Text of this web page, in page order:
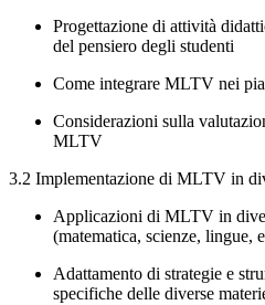
Progettazione di attività
del pensiero degli studenti
Come integrare MLTV nei
Considerazioni sulla
MLTV
3.2 Implementazione di MLTV in
Applicazioni di MLTV in
(matematica, scienze, lingue,
Adattamento di strategie e
specifiche delle diverse